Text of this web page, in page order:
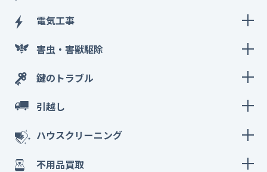
電気工事
害虫・害獣駆除
鍵のトラブル
引越し
ハウスクリーニング
不用品買取